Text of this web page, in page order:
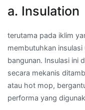
a. Insulation
terutama pada iklim
membutuhkan
bangunan. Insulasi ini
secara mekanis
atau hot mop,
performa yang